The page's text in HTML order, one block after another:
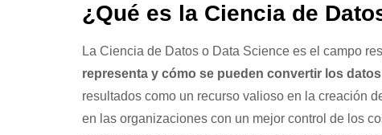
¿Qué es la Ciencia de
La Ciencia de Datos o Data Science es el campo
representa y cómo se pueden convertir los
resultados como un recurso valioso en la creación
en las organizaciones con un mejor control de los